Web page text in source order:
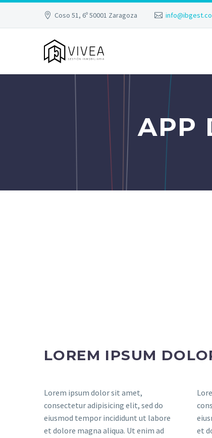
Coso 51, 6º 50001 Zaragoza
APP
LOREM IPSUM
Lorem ipsum dolor sit amet,
consectetur adipisicing elit, sed do
eiusmod tempor incididunt ut labore
et dolore magna aliqua. Ut enim ad
et